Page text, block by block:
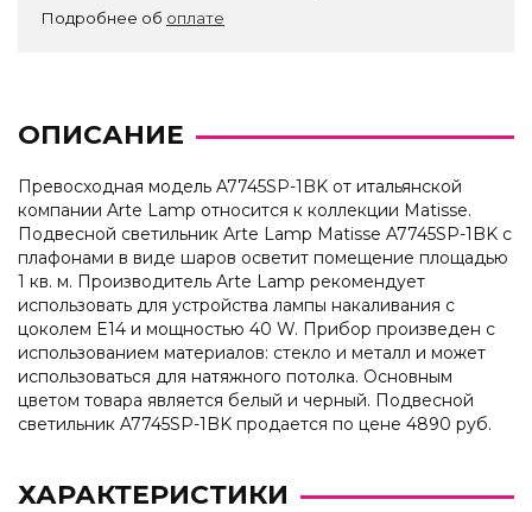
Подробнее об оплате
ОПИСАНИЕ
Превосходная модель A7745SP-1BK от итальянской
компании Arte Lamp относится к коллекции Matisse.
Подвесной светильник Arte Lamp Matisse A7745SP-1BK с
плафонами в виде шаров осветит помещение площадью
1 кв. м. Производитель Arte Lamp рекомендует
использовать для устройства лампы накаливания с
цоколем E14 и мощностью 40 W. Прибор произведен с
использованием материалов: стекло и металл и может
использоваться для натяжного потолка. Основным
цветом товара является белый и черный. Подвесной
светильник A7745SP-1BK продается по цене 4890 руб.
ХАРАКТЕРИСТИКИ